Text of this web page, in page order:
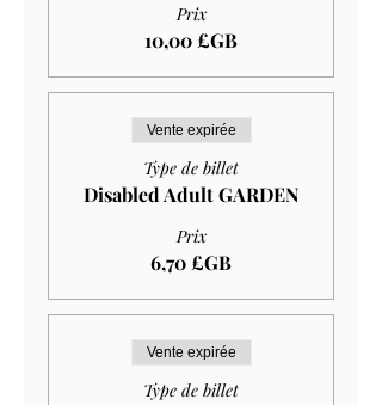
Prix
10,00 £GB
Vente expirée
Type de billet
Disabled Adult GARDEN
Prix
6,70 £GB
Vente expirée
Type de billet